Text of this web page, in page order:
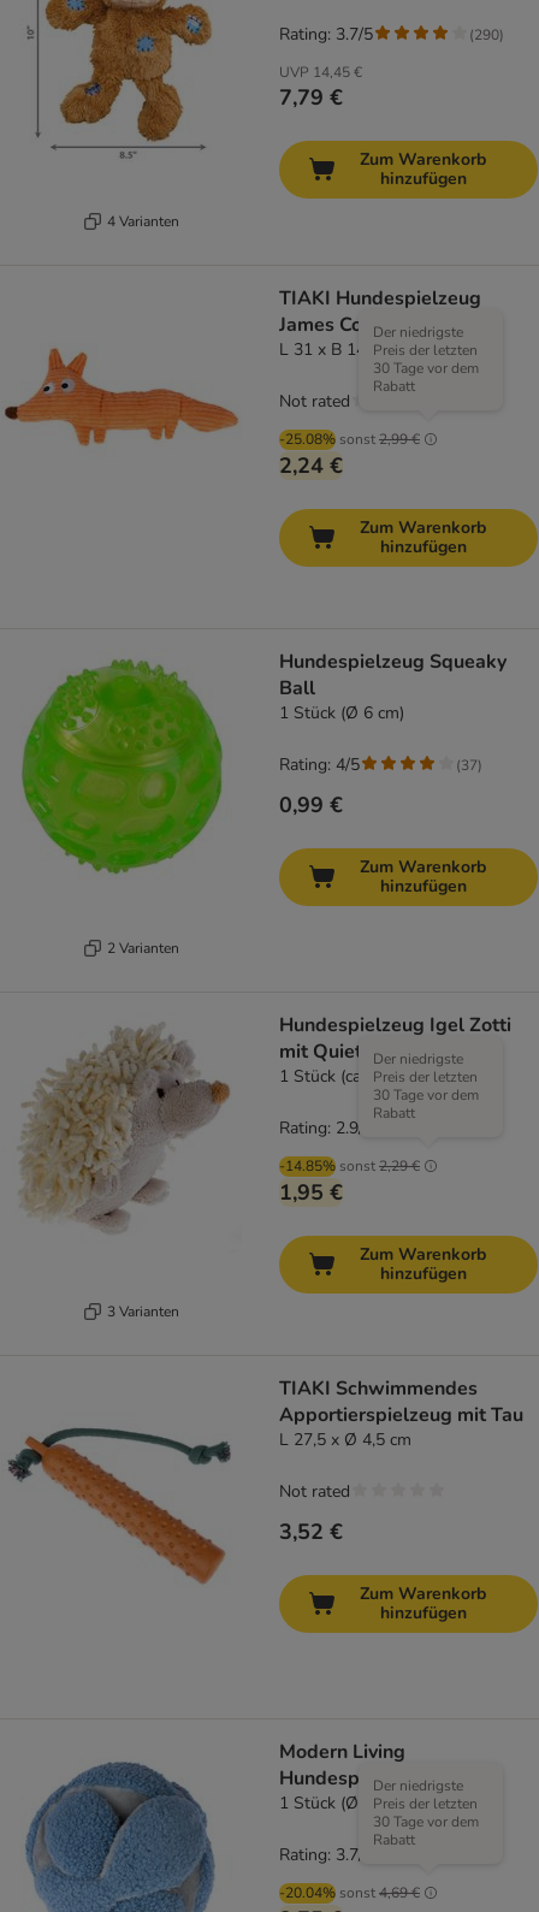
4 Varianten
UVP 14,45 €
7,79 €
Rating: 3.7/5 (290)
Zum Warenkorb
hinzufügen
TIAKI Hundespielzeug
James Corduroy
L 31 x B 14,5 x H 5 cm
-25.08% sonst2,99 €
Der niedrigste
Preis der letzten
30 Tage vor dem
Rabatt
2,24 €
Not rated
Zum Warenkorb
hinzufügen
2 Varianten
Hundespielzeug Squeaky
Ball
1 Stück (Ø 6 cm)
0,99 €
Rating: 4/5 (37)
Zum Warenkorb
hinzufügen
3 Varianten
Hundespielzeug Igel Zotti
mit Quietscher
1 Stück (ca. 17 cm)
-14.85% sonst2,29 €
Der niedrigste
Preis der letzten
30 Tage vor dem
Rabatt
1,95 €
Rating: 2.9/5
Zum Warenkorb
hinzufügen
TIAKI Schwimmendes
Apportierspielzeug mit Tau
L 27,5 x Ø 4,5 cm
3,52 €
Not rated
Zum Warenkorb
hinzufügen
Modern Living
Hundespielzeug Agness
1 Stück (Ø 14 cm)
-20.04% sonst4,69 €
Der niedrigste
Preis der letzten
30 Tage vor dem
Rabatt
Rating: 3.7/5